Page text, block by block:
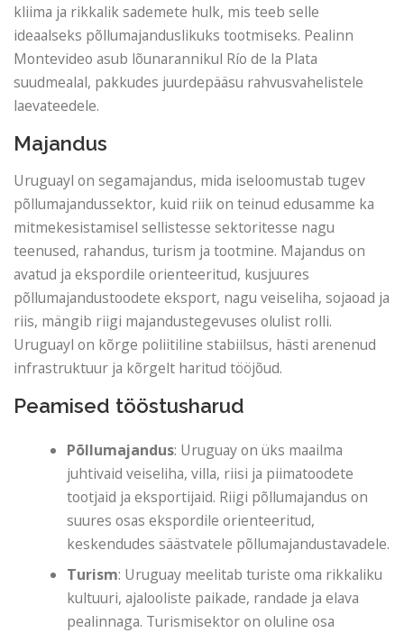
kliima ja rikkalik sademete hulk, mis teeb selle
ideaalseks põllumajanduslikuks tootmiseks. Pealinn
Montevideo asub lõunarannikul Río de la Plata
suudmealal, pakkudes juurdepääsu rahvusvahelistele
laevateedele.
Majandus
Uruguayl on segamajandus, mida iseloomustab tugev
põllumajandussektor, kuid riik on teinud edusamme ka
mitmekesistamisel sellistesse sektoritesse nagu
teenused, rahandus, turism ja tootmine. Majandus on
avatud ja ekspordile orienteeritud, kusjuures
põllumajandustoodete eksport, nagu veiseliha, sojaoad ja
riis, mängib riigi majandustegevuses olulist rolli.
Uruguayl on kõrge poliitiline stabiilsus, hästi arenenud
infrastruktuur ja kõrgelt haritud tööjõud.
Peamised tööstusharud
Põllumajandus: Uruguay on üks maailma
juhtivaid veiseliha, villa, riisi ja piimatoodete
tootjaid ja eksportijaid. Riigi põllumajandus on
suures osas ekspordile orienteeritud,
keskendudes säästvatele põllumajandustavadele.
Turism: Uruguay meelitab turiste oma rikkaliku
kultuuri, ajalooliste paikade, randade ja elava
pealinnaga. Turismisektor on oluline osa